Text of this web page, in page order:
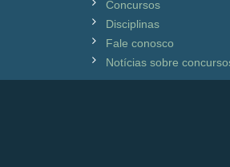
Concursos
Disciplinas
Fale conosco
Notícias sobre